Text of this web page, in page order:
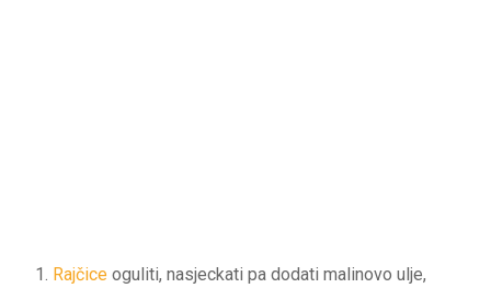
Rajčice oguliti, nasjeckati pa dodati malinovo ulje,